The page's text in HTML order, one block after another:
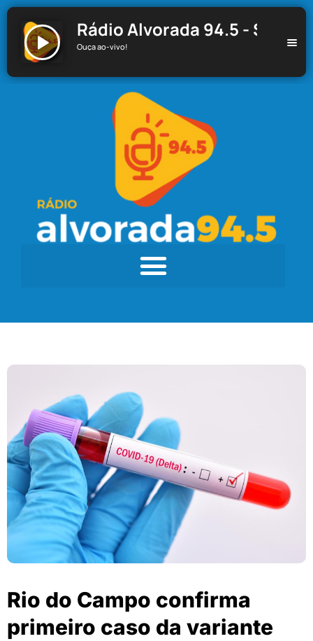
Rádio Alvorada 94.5 - Santa
Ouça ao-vivo!
Rio do Campo confirma
primeiro caso da variante